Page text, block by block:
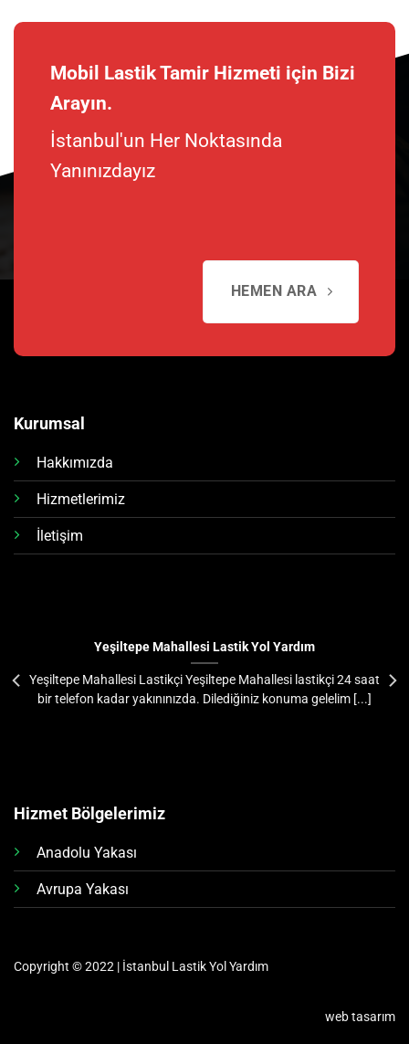
Mobil Lastik Tamir Hizmeti için Bizi
Arayın.
İstanbul'un Her Noktasında
Yanınızdayız
HEMEN ARA
Kurumsal
Hakkımızda
Hizmetlerimiz
İletişim
Yeşiltepe Mahallesi Lastik Yol Yardım
Yeşiltepe Mahallesi Lastikçi Yeşiltepe Mahallesi lastikçi 24 saat
bir telefon kadar yakınınızda. Dilediğiniz konuma gelelim [...]
Hizmet Bölgelerimiz
Anadolu Yakası
Avrupa Yakası
Copyright © 2022 | İstanbul Lastik Yol Yardım
web tasarım